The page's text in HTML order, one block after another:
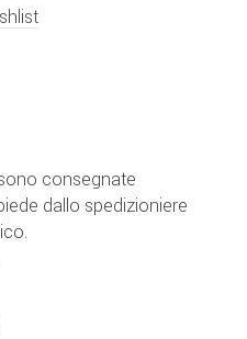
consegnate
dallo spedizioniere